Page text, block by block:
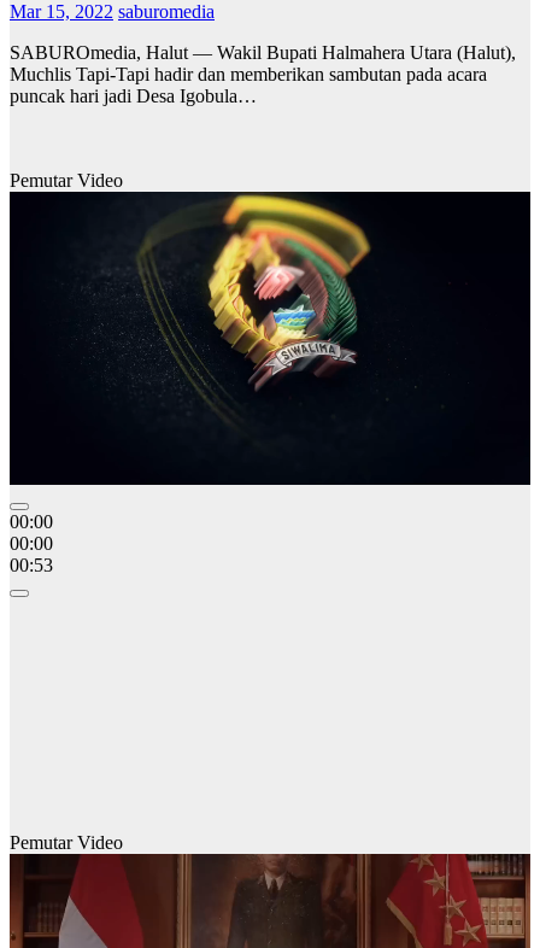
Mar 15, 2022 saburomedia
SABUROmedia, Halut — Wakil Bupati Halmahera Utara (Halut),
Muchlis Tapi-Tapi hadir dan memberikan sambutan pada acara
puncak hari jadi Desa Igobula…
Pemutar Video
00:00
00:00
00:53
Pemutar Video